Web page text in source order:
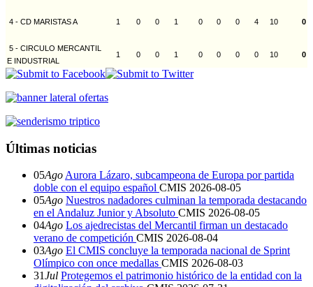
4 - CD MARISTAS A 1 0 0 1 0 0 0 4 10 0
5 - CIRCULO MERCANTIL
E INDUSTRIAL
1 0 0 1 0 0 0 0 10 0
Últimas noticias
05Ago Aurora Lázaro, subcampeona de Europa por partida
doble con el equipo español CMIS 2026-08-05
05Ago Nuestros nadadores culminan la temporada destacando
en el Andaluz Junior y Absoluto CMIS 2026-08-05
04Ago Los ajedrecistas del Mercantil firman un destacado
verano de competición CMIS 2026-08-04
03Ago El CMIS concluye la temporada nacional de Sprint
Olímpico con once medallas CMIS 2026-08-03
31Jul Protegemos el patrimonio histórico de la entidad con la